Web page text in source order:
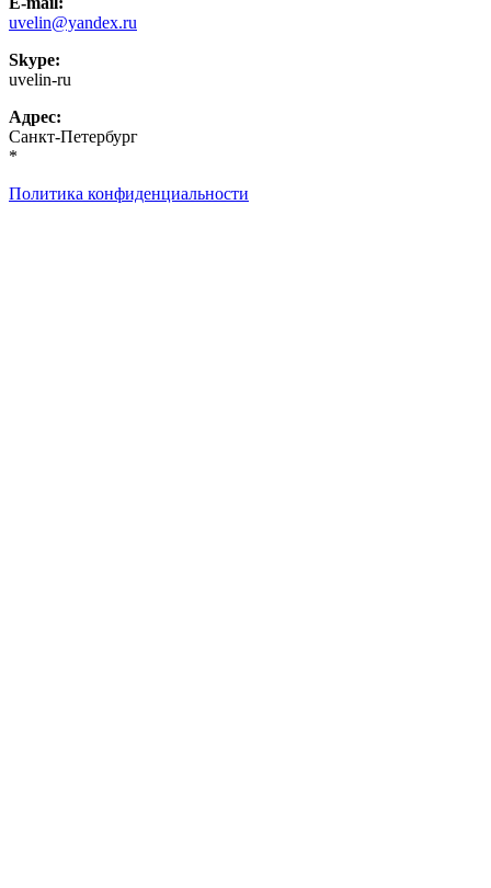
uvelin@yandex.ru
Skype:
uvelin-ru
Адрес:
Санкт-Петербург
*
Политика конфиденциальности